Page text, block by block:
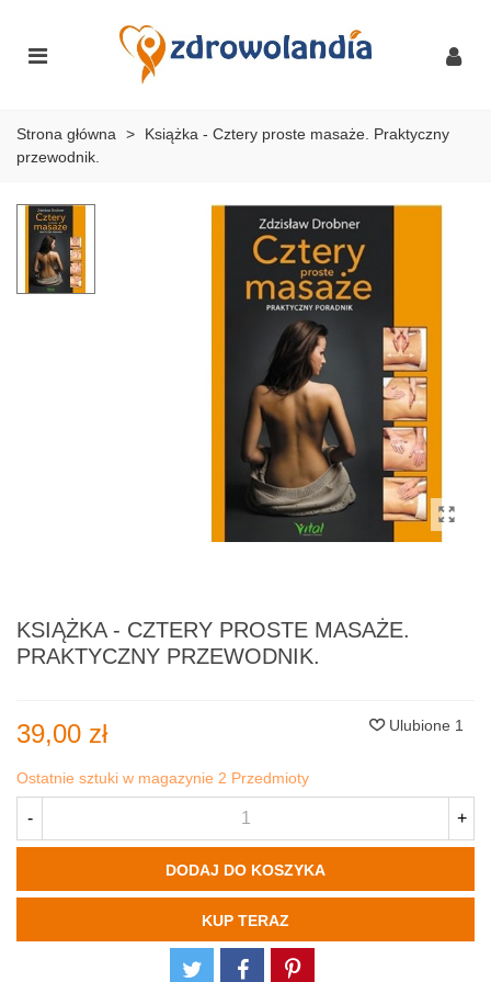
Strona główna >
Książka - Cztery proste masaże. Praktyczny
przewodnik.
KSIĄŻKA - CZTERY PROSTE MASAŻE.
PRAKTYCZNY PRZEWODNIK.
39,00 zł Ulubione 1
Ostatnie sztuki w magazynie 2 Przedmioty
- +
DODAJ DO KOSZYKA
KUP TERAZ